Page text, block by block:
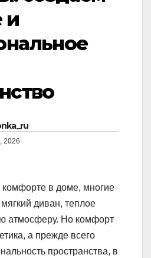
и
2026
комфорте в доме, многие
диван, теплое
атмосферу. Но комфорт
а прежде всего
пространства, в